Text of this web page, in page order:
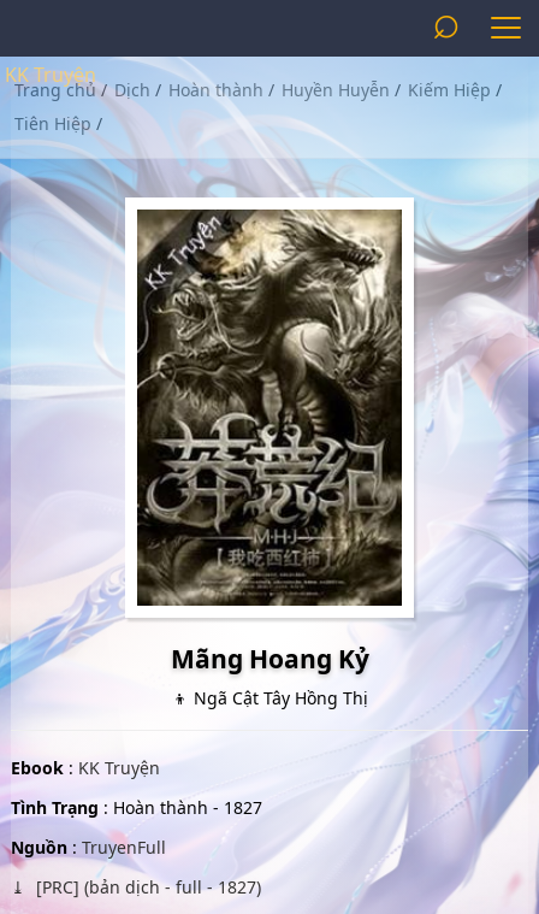
KK Truyện
⌕
Trang chủ/ Dịch / Hoàn thành / Huyền Huyễn / Kiếm Hiệp /
Tiên Hiệp /
Mãng Hoang Kỷ
👦 Ngã Cật Tây Hồng Thị
Ebook : KK Truyện
Tình Trạng : Hoàn thành - 1827
Nguồn: TruyenFull
[PRC] (bản dịch - full - 1827)